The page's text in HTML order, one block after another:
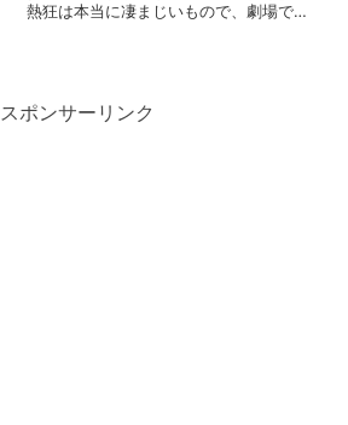
熱狂は本当に凄まじいもので、劇場で目
スポンサーリンク